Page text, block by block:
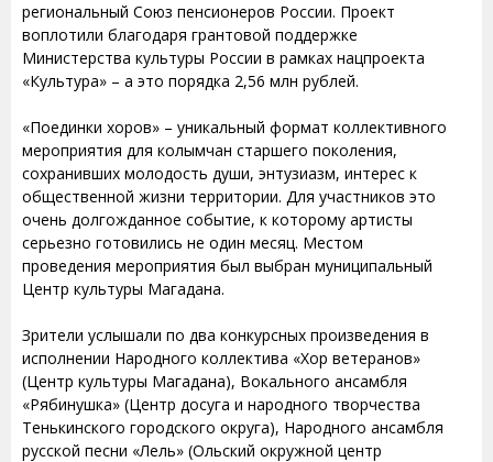
региональный Союз пенсионеров России. Проект
воплотили благодаря грантовой поддержке
Министерства культуры России в рамках нацпроекта
«Культура» – а это порядка 2,56 млн рублей.
«Поединки хоров» – уникальный формат коллективного
мероприятия для колымчан старшего поколения,
сохранивших молодость души, энтузиазм, интерес к
общественной жизни территории. Для участников это
очень долгожданное событие, к которому артисты
серьезно готовились не один месяц. Местом
проведения мероприятия был выбран муниципальный
Центр культуры Магадана.
Зрители услышали по два конкурсных произведения в
исполнении Народного коллектива «Хор ветеранов»
(Центр культуры Магадана), Вокального ансамбля
«Рябинушка» (Центр досуга и народного творчества
Тенькинского городского округа), Народного ансамбля
русской песни «Лель» (Ольский окружной центр